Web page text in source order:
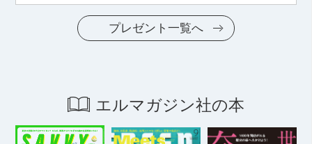
プレゼント一覧へ
エルマガジン社の本